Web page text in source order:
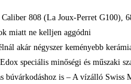
Caliber 808 (La Joux-Perret G100),
miatt ne kelljen aggódni
akár négyszer keményebb
speciális minőségi és műszaki
búvárkodáshoz is – A vízálló Swiss